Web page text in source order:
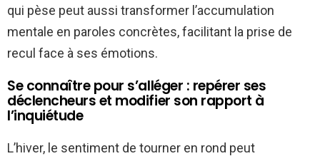
qui pèse peut aussi transformer l’accumulation
mentale en paroles concrètes, facilitant la prise de
recul face à ses émotions.
Se connaître pour s’alléger : repérer ses
déclencheurs et modifier son rapport à
l’inquiétude
L’hiver, le sentiment de tourner en rond peut